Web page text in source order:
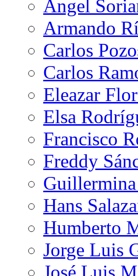
Ángel
Armando
Carlos
Carlos
Eleazar
Elsa
Francisco
Freddy
Hans
Humberto
Jorge Luis
José Luis